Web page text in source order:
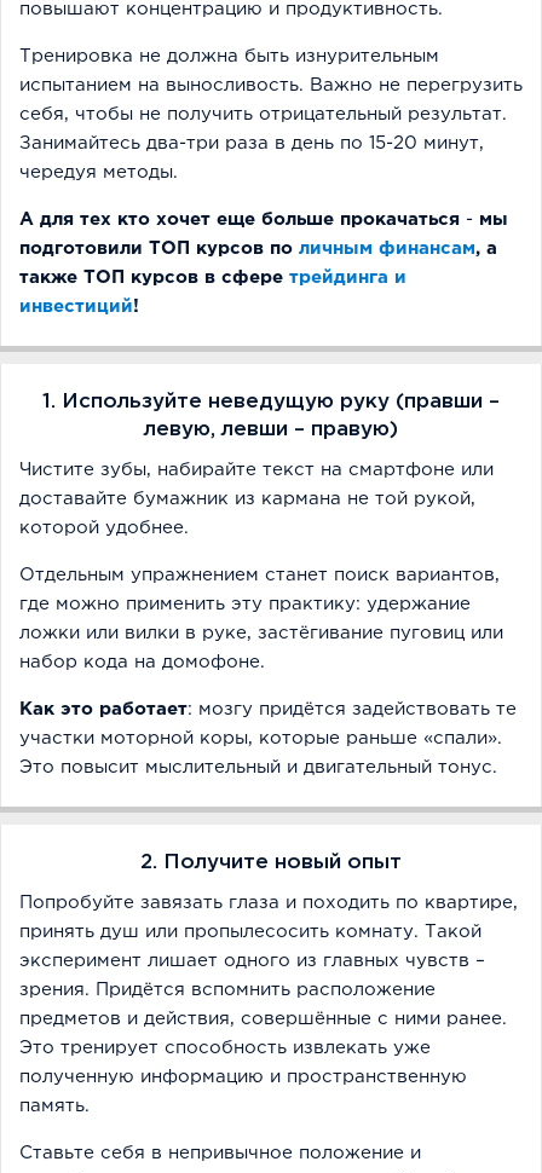
повышают концентрацию и продуктивность.
Тренировка не должна быть изнурительным
испытанием на выносливость. Важно не перегрузить
себя, чтобы не получить отрицательный результат.
Занимайтесь два-три раза в день по 15-20 минут,
чередуя методы.
А для тех кто хочет еще больше прокачаться - мы
подготовили ТОП курсов по личным финансам, а
также ТОП курсов в сфере трейдинга и
инвестиций!
1. Используйте неведущую руку (правши –
левую, левши – правую)
Чистите зубы, набирайте текст на смартфоне или
доставайте бумажник из кармана не той рукой,
которой удобнее.
Отдельным упражнением станет поиск вариантов,
где можно применить эту практику: удержание
ложки или вилки в руке, застёгивание пуговиц или
набор кода на домофоне.
Как это работает: мозгу придётся задействовать те
участки моторной коры, которые раньше «спали».
Это повысит мыслительный и двигательный тонус.
2. Получите новый опыт
Попробуйте завязать глаза и походить по квартире,
принять душ или пропылесосить комнату. Такой
эксперимент лишает одного из главных чувств –
зрения. Придётся вспомнить расположение
предметов и действия, совершённые с ними ранее.
Это тренирует способность извлекать уже
полученную информацию и пространственную
память.
Ставьте себя в непривычное положение и